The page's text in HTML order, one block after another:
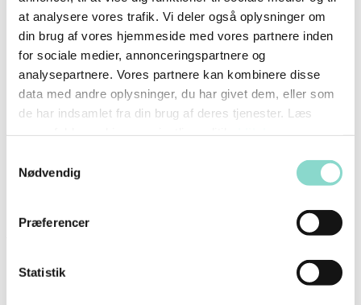
at analysere vores trafik. Vi deler også oplysninger om
din brug af vores hjemmeside med vores partnere inden
for sociale medier, annonceringspartnere og
analysepartnere. Vores partnere kan kombinere disse
data med andre oplysninger, du har givet dem, eller som
de har indsamlet fra din brug af deres tjenester. Læs
Nødvendig
Præferencer
Statistik
NæsteEn kilde til protein